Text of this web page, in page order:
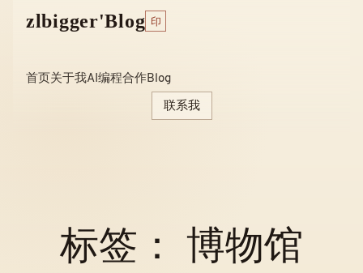
zlbigger'Blog 印
首页 关于我AI编程合作Blog
联系我
标签： 博物馆